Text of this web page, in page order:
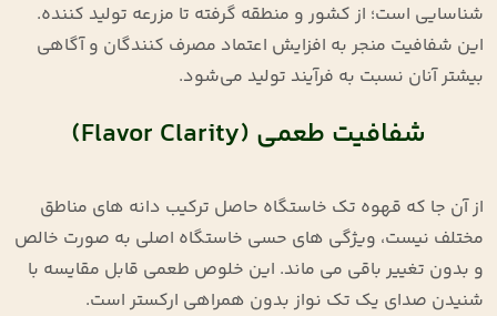
شناسایی است؛ از کشور و منطقه گرفته تا مزرعه تولید کننده.
این شفافیت منجر به افزایش اعتماد مصرف ‌کنندگان و آگاهی
بیشتر آنان نسبت به فرآیند تولید می‌شود.
شفافیت طعمی (Flavor Clarity)
از آن‌ جا که قهوه تک‌ خاستگاه حاصل ترکیب دانه‌ های مناطق
مختلف نیست، ویژگی‌ های حسی خاستگاه اصلی به صورت خالص
و بدون تغییر باقی می ‌ماند. این خلوص طعمی قابل مقایسه با
شنیدن صدای یک تک ‌نواز بدون همراهی ارکستر است.